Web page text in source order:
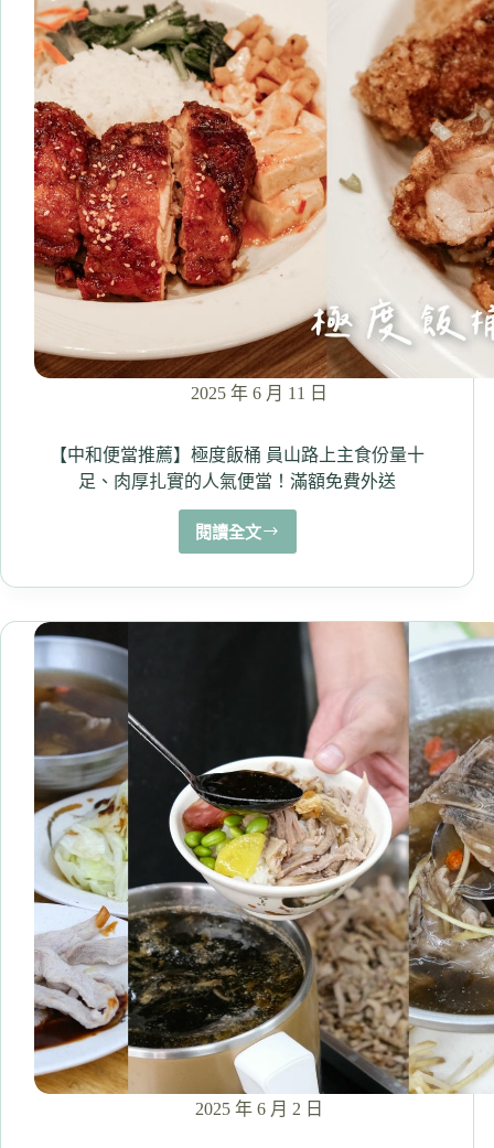
排
隊
便
當
店
推
薦！
2025
全
新
菜
色
更
級，
推
薦
舒
雞
腿
油
蔥
醬
2025 年 6 月 11 日
【中和便當推薦】極度飯桶 員山路上主食份量十
足、肉厚扎實的人氣便當！滿額免費外送
閱讀全文
【中
便
員
山
路
上
主
食
份
量
十
足、
肉
厚
扎
實
的
人
2025 年 6 月 2 日